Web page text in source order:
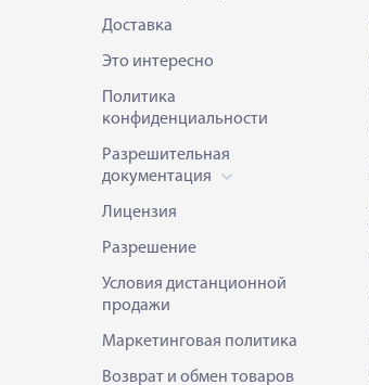
Доставка
Это интересно
Политика
конфиденциальности
Разрешительная
документация
Лицензия
Разрешение
Условия дистанционной
продажи
Маркетинговая политика
Возврат и обмен товаров